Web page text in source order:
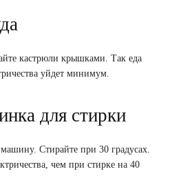
кастрюли крышками. Так еда
уйдет минимум.
для стирки
Стирайте при 30 градусах.
чем при стирке на 40